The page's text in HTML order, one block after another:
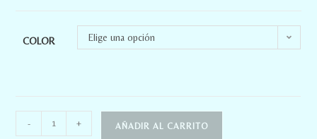
COLOR Elige una opción
- + AÑADIR AL CARRITO